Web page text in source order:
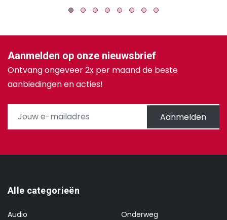
Aanmelden op onze nieuwsbrief
Ontvang ongeveer 2x per maand de beste
aanbiedingen en acties!
Aanmelden
Alle categorieën
Audio
Onderweg